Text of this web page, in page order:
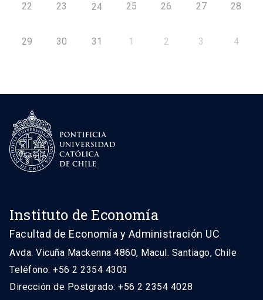
22 23 24 25 26 27 28
29 30 31 1 2 3 4
Instituto de Economía
Facultad de Economía y Administración UC
Avda. Vicuña Mackenna 4860, Macul. Santiago, Chile
Teléfono: +56 2 2354 4303
Dirección de Postgrado: +56 2 2354 4028